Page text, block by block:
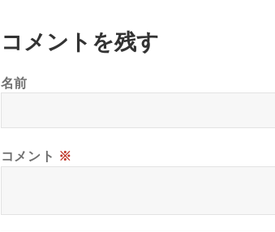
コメントを残す
名前
コメント ※